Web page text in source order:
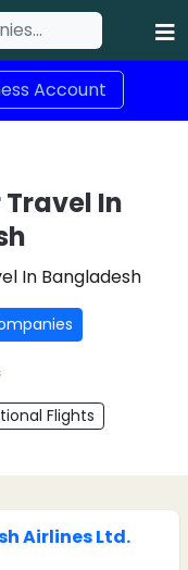
Account
In
In Bangladesh
Flights
Airlines Ltd.